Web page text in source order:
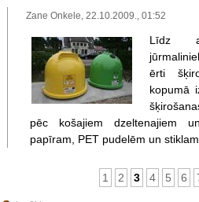
Zane Onkele, 22.10.2009., 01:52
Līdz
ērti
kopumā
pēc košajiem dzeltenajiem
papīram, PET pudelēm un
1 2 3 4 5 6